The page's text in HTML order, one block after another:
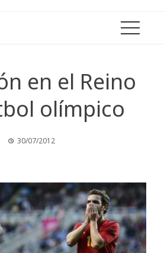
en el Reino
olímpico
30/07/2012